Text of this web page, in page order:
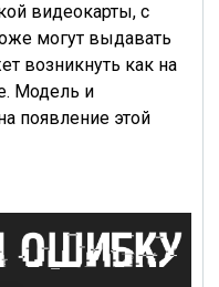
видеокарты, с
могут выдавать
возникнуть как на
Модель и
появление этой